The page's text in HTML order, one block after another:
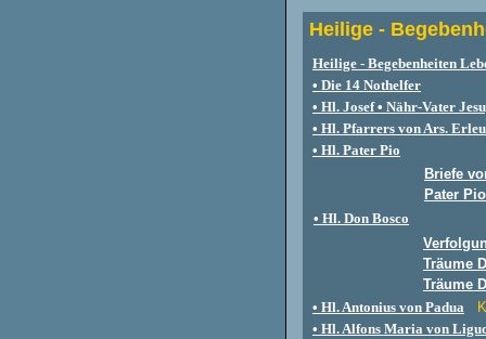
Heilige -
Heilige - Begebenheiten
• Die 14 Nothelfer
• Hl. Josef• Nähr-Vater
• Hl. Pfarrers von Ars.
• Hl. Pater Pio
Briefe
Pater
• Hl. Don Bosco
Träume
Träume
• Hl. Antonius von Padua
• Hl. Alfons Maria von